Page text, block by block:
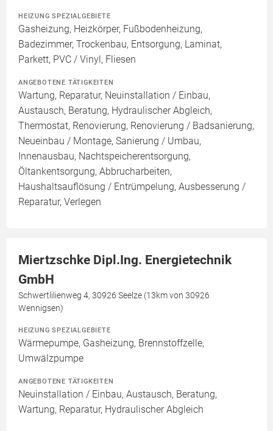
HEIZUNG SPEZIALGEBIETE
Gasheizung, Heizkörper, Fußbodenheizung,
Badezimmer, Trockenbau, Entsorgung, Laminat,
Parkett, PVC / Vinyl, Fliesen
ANGEBOTENE TÄTIGKEITEN
Wartung, Reparatur, Neuinstallation / Einbau,
Austausch, Beratung, Hydraulischer Abgleich,
Thermostat, Renovierung, Renovierung / Badsanierung,
Neueinbau / Montage, Sanierung / Umbau,
Innenausbau, Nachtspeicherentsorgung,
Öltankentsorgung, Abbrucharbeiten,
Haushaltsauflösung / Entrümpelung, Ausbesserung /
Reparatur, Verlegen
Miertzschke Dipl.Ing. Energietechnik
GmbH
Schwertlilienweg 4, 30926 Seelze (13km von 30926
Wennigsen)
HEIZUNG SPEZIALGEBIETE
Wärmepumpe, Gasheizung, Brennstoffzelle,
Umwälzpumpe
ANGEBOTENE TÄTIGKEITEN
Neuinstallation / Einbau, Austausch, Beratung,
Wartung, Reparatur, Hydraulischer Abgleich